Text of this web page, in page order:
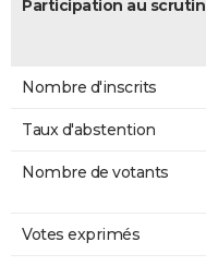
Participation au scrutin
Nombre d'inscrits
Taux d'abstention
Nombre de votants
Votes exprimés